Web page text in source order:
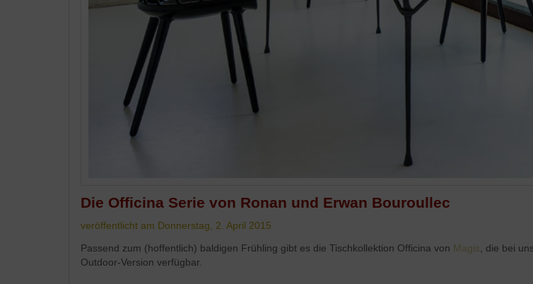
Die Officina Serie von Ronan und Erwan Bouroullec
veröffentlicht am Donnerstag, 2. April 2015
Passend zum (hoffentlich) baldigen Frühling gibt es die Tischkollektion Officina von Magis , die bei
Outdoor-Version verfügbar.